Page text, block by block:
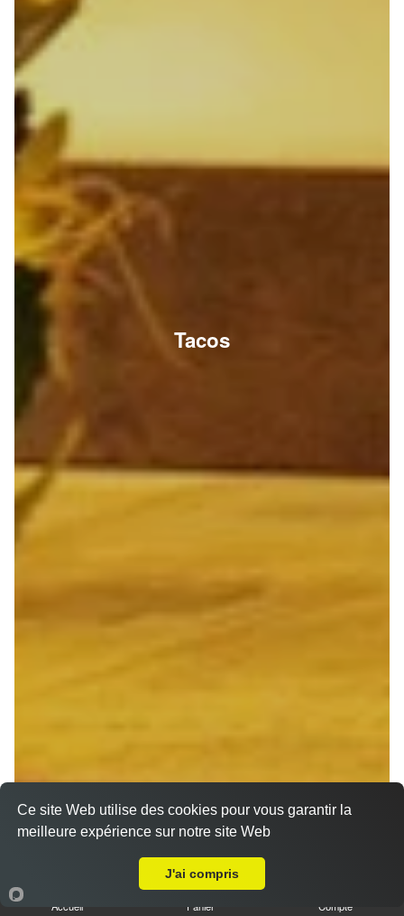
Tacos
Accueil Panier Compte
Ce site Web utilise des cookies pour vous garantir la
meilleure expérience sur notre site Web
J'ai compris